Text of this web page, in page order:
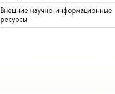
Внешние научно-информационные
ресурсы